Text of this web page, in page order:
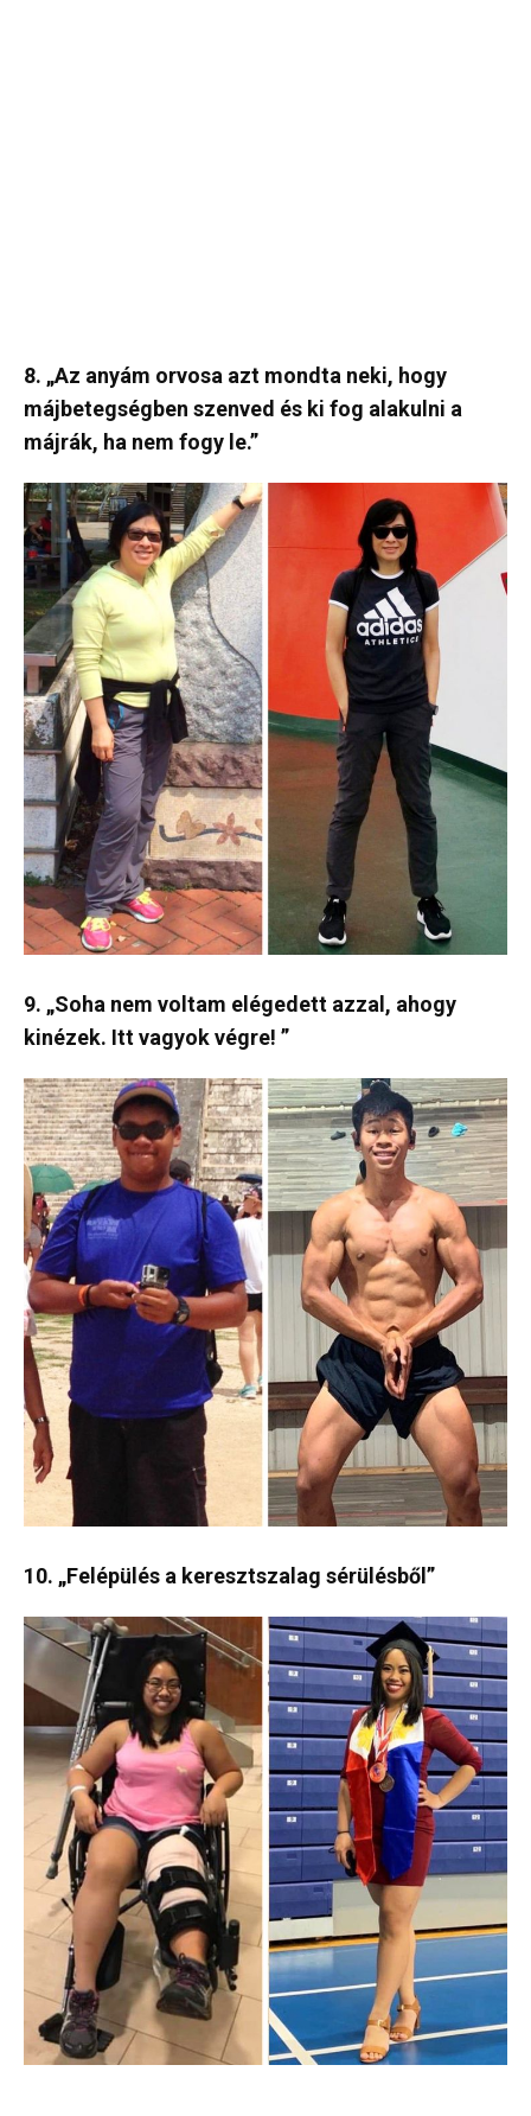
8. „Az anyám orvosa azt mondta neki, hogy
májbetegségben szenved és ki fog alakulni a
májrák, ha nem fogy le.”
9. „Soha nem voltam elégedett azzal, ahogy
kinézek. Itt vagyok végre! ”
10. „Felépülés a keresztszalag sérülésből”